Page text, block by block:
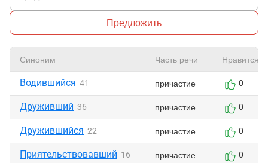
Предложить
Синоним Часть речи Нравится
Водившийся 41 причастие 0
Друживший 36 причастие 0
Дружившийся 22 причастие 0
Приятельствовавший 16 причастие 0